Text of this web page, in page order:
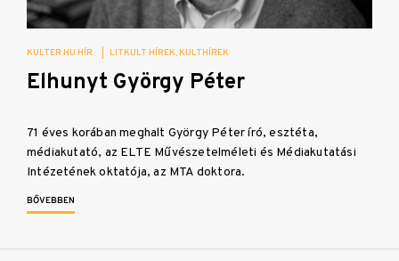
KULTER.HU HÍR LITKULT HÍREK KULTHÍREK
Elhunyt György Péter
71 éves korában meghalt György Péter író, esztéta,
médiakutató, az ELTE Művészetelméleti és Médiakutatási
Intézetének oktatója, az MTA doktora.
BŐVEBBEN